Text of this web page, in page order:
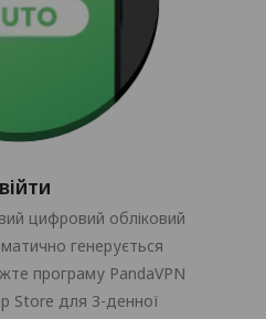
цифровий обліковий
генерується
програму PandaVPN
Store для 3-денної